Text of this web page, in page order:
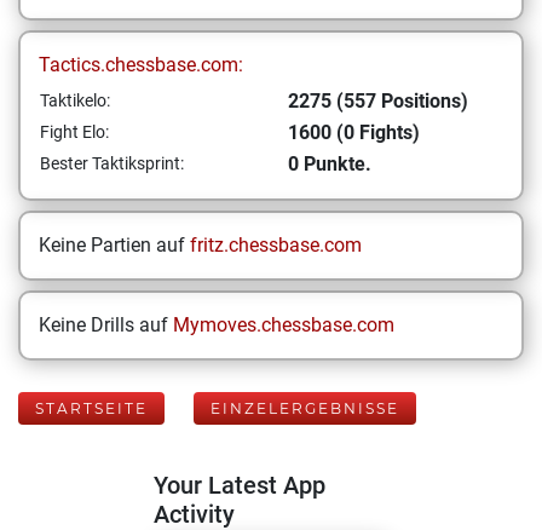
Tactics.chessbase.com:
Taktikelo: 2275 (557 Positions)
Fight Elo: 1600 (0 Fights)
Bester Taktiksprint: 0 Punkte.
Keine Partien auf fritz.chessbase.com
Keine Drills auf Mymoves.chessbase.com
STARTSEITE EINZELERGEBNISSE
Your Latest App
Activity